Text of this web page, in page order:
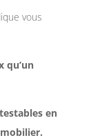
vous
qu’un
en